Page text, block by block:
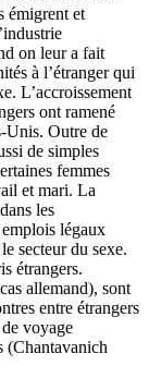
émigrent et
on leur a fait
à l’étranger qui
L’accroissement
ont ramené
Unis. Outre de
de simples
femmes
et mari. La
les
légaux
secteur du sexe.
étrangers.
allemand), sont
entre étrangers
voyage
(Chantavanich